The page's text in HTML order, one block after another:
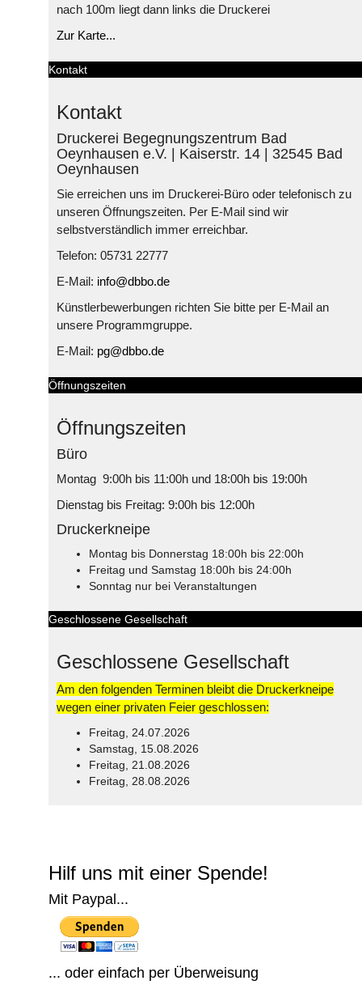
nach 100m liegt dann links die Druckerei
Zur Karte...
Kontakt
Kontakt
Druckerei Begegnungszentrum Bad
Oeynhausen e.V. | Kaiserstr. 14 | 32545 Bad
Oeynhausen
Sie erreichen uns im Druckerei-Büro oder telefonisch zu
unseren Öffnungszeiten. Per E-Mail sind wir
selbstverständlich immer erreichbar.
Telefon: 05731 22777
E-Mail: info@dbbo.de
Künstlerbewerbungen richten Sie bitte per E-Mail an
unsere Programmgruppe.
E-Mail: pg@dbbo.de
Öffnungszeiten
Öffnungszeiten
Büro
Montag 9:00h bis 11:00h und 18:00h bis 19:00h
Dienstag bis Freitag: 9:00h bis 12:00h
Druckerkneipe
Montag bis Donnerstag 18:00h bis 22:00h
Freitag und Samstag 18:00h bis 24:00h
Sonntag nur bei Veranstaltungen
Geschlossene Gesellschaft
Geschlossene Gesellschaft
Am den folgenden Terminen bleibt die Druckerkneipe
wegen einer privaten Feier geschlossen:
Freitag, 24.07.2026
Samstag, 15.08.2026
Freitag, 21.08.2026
Freitag, 28.08.2026
Hilf uns mit einer Spende!
Mit Paypal...
... oder einfach per Überweisung